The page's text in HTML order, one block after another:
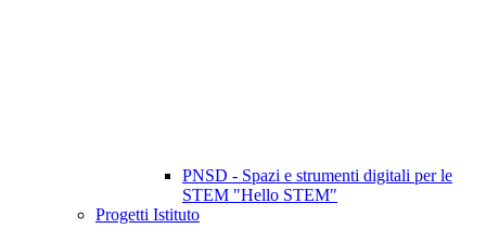
PNSD - Spazi e strumenti digitali per le
STEM "Hello STEM"
Progetti Istituto